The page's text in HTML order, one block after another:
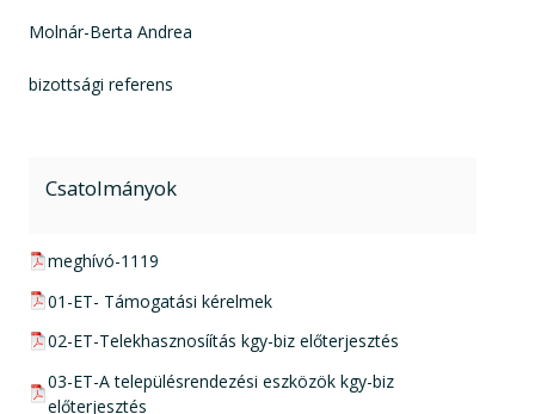
Molnár-Berta Andrea
bizottsági referens
Csatolmányok
pdf csatolmány:
meghívó-1119
pdf csatolmány:
01-ET- Támogatási kérelmek
pdf csatolmány:
02-ET-Telekhasznosíítás kgy-biz előterjesztés
pdf csatolmány:
03-ET-A településrendezési eszközök kgy-biz
előterjesztés